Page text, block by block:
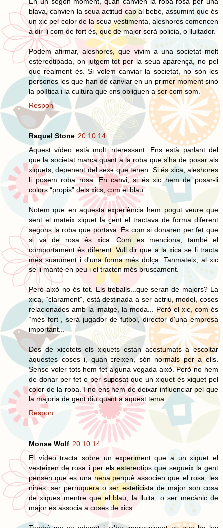
En un segon moment, quan canvien la roba rosa per una
blava, canvien la seua actitud cap al bebè, assumint que és
un xic pel color de la seua vestimenta, aleshores comencen
a dir-li com de fort és, que de major serà policia, o lluitador.
Podem afirmar, aleshores, que vivim a una societat molt
estereotipada, on jutgem tot per la seua aparença, no pel
que realment és. Si volem canviar la societat, no són les
persones les que han de canviar en un primer moment sinó
la política i la cultura que ens obliguen a ser com som.
Respon
Raquel Stone 20.10.14
Aquest vídeo està molt interessant. Ens està parlant del
que la societat marca quant a la roba que s'ha de posar als
xiquets, depenent del sexe que tenen. Si és xica, aleshores
li posem roba rosa. En canvi, si és xic hem de posar-li
colors “propis” dels xics, com el blau.
Notem que en aquesta experiència hem pogut veure que
sent el mateix xiquet la gent el tractava de forma diferent
segons la roba que portava. És com si donaren per fet que
si va de rosa és xica. Com es menciona, també el
comportament és diferent. Vull dir que a la xica se li tracta
més suaument i d'una forma més dolça. Tanmateix, al xic
se li manté en peu i el tracten més bruscament.
Però això no és tot. Els treballs...que seran de majors? La
xica, “clarament”, està destinada a ser actriu, model, coses
relacionades amb la imatge, la moda... Però el xic, com és
“més fort”, serà jugador de futbol, director d'una empresa
important...
Des de xicotets els xiquets estan acostumats a escoltar
aquestes coses i, quan creixen, són normals per a ells.
Sense voler tots hem fet alguna vegada això. Però no hem
de donar per fet o per suposat que un xiquet és xiquet pel
color de la roba. I no ens hem de deixar influenciar pel que
la majoria de gent diu quant a aquest tema.
Respon
Monse Wolf 20.10.14
El vídeo tracta sobre un experiment que a un xiquet el
vesteixen de rosa i per els estereotips que segueix la gent
pensen que es una nena perquè associen que el rosa, les
nines, ser perruquera o ser esteticista de major son cosa
de xiques mentre que el blau, la lluita, o ser mecànic de
major es associa a coses de xics.